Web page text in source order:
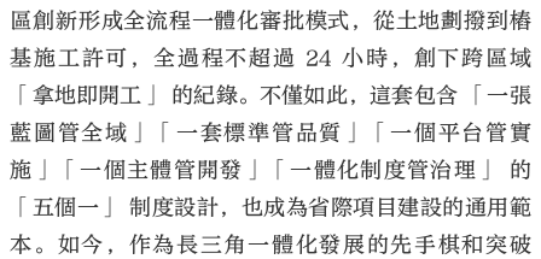
區創新形成全流程一體化審批模式，從土地劃撥到樁
基施工許可，全過程不超過 24 小時，創下跨區域
「拿地即開工」 的紀錄。不僅如此，這套包含 「一張
藍圖管全域」「一套標準管品質」「一個平台管實
施」「一個主體管開發」「一體化制度管治理」 的
「五個一」 制度設計，也成為省際項目建設的通用範
本。如今，作為長三角一體化發展的先手棋和突破